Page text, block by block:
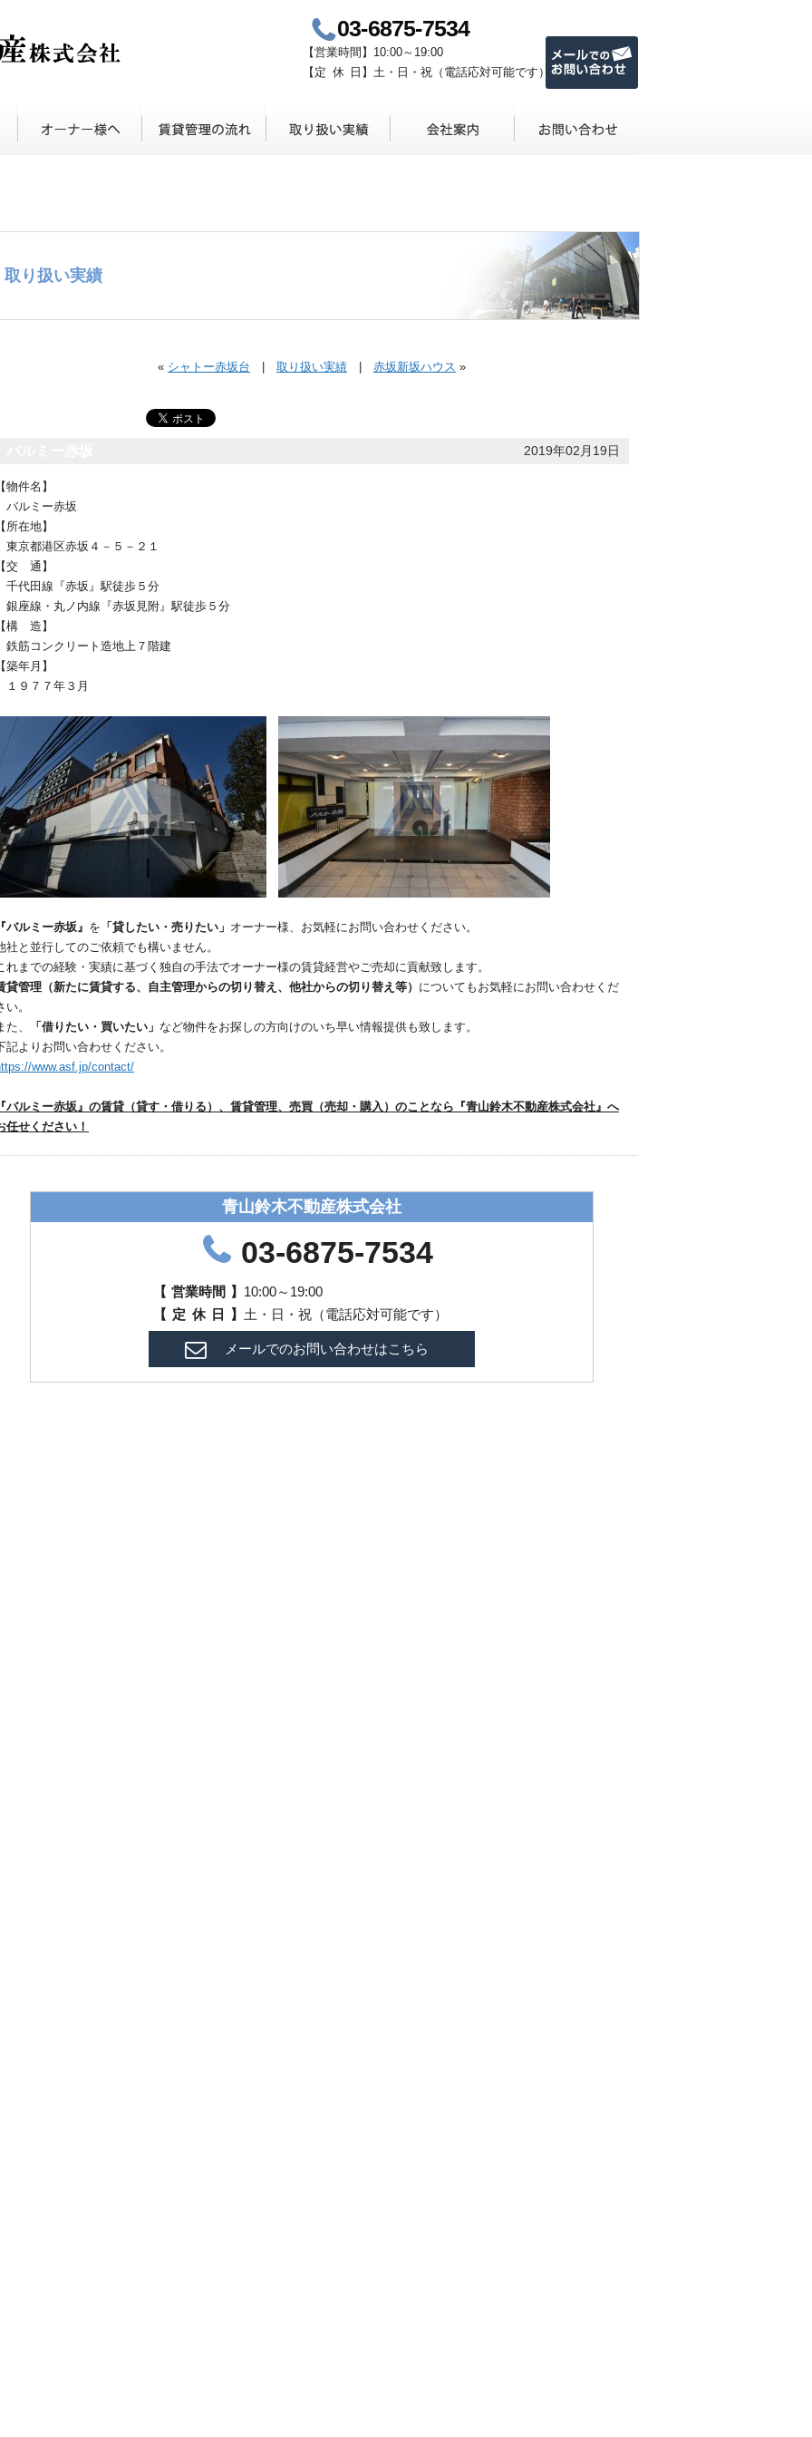
03-6875-7534
【営業時間 】 10:00～19:00
【定 休 日】 土・日・祝（電話応対可能です）
取り扱い実績
« シャトー赤坂台 取り扱い実績 赤坂新坂ハウス »
2019年02月19日
物件名】
ルミー赤坂
所在地】
京都港区赤坂４－５－２１
交 通】
代田線『赤坂』駅徒歩５分
座線・丸ノ内線『赤坂見附』駅徒歩５分
構 造】
筋コンクリート造地上７階建
築年月】
９７７年３月
バルミー赤坂』 を 「貸したい・売りたい」 オーナー様、お気軽にお問い合わせください。
社と並行してのご依頼でも構いません。
れまでの経験・実績に基づく独自の手法でオーナー様の賃貸経営やご売却に貢献致します。
貸管理（新たに賃貸する、自主管理からの切り替え、他社からの切り替え等） についてもお気軽にお問い合わせくだ
い。
た、
「借りたい・買いたい」 など物件をお探しの方向けのいち早い情報提供も致します。
記よりお問い合わせください。
www.asf.jp/contact/
バルミー赤坂』の賃貸（貸す・借りる）、賃貸管理、売買（売却・購入）のことなら『青山鈴木不動産株式会社』へ
任せください！
青山鈴木不動産株式会社
03-6875-7534
【 営業時間 】 10:00～19:00
【 定 休 日 】 土・日・祝（電話応対可能です）
メールでのお問い合わせはこちら